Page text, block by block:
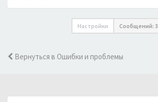
Настройки Сообщений: 3
Вернуться в Ошибки и проблемы